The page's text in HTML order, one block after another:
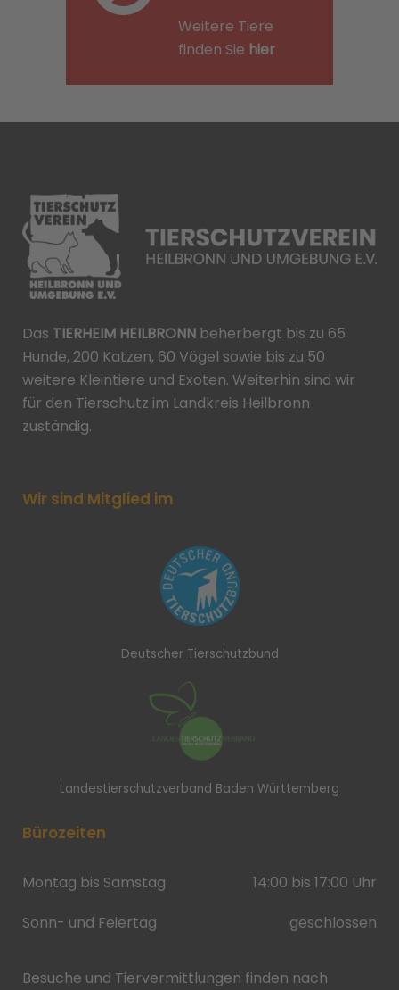
Weitere Tiere
finden Sie hier
Das TIERHEIM HEILBRONN beherbergt bis zu 65
Hunde, 200 Katzen, 60 Vögel sowie bis zu 50
weitere Kleintiere und Exoten. Weiterhin sind wir
für den Tierschutz im Landkreis Heilbronn
zuständig.
Wir sind Mitglied im
Deutscher Tierschutzbund
Landestierschutzverband Baden Württemberg
Bürozeiten
Montag bis Samstag
14:00 bis 17:00 Uhr
Sonn- und Feiertag
geschlossen
Besuche und Tiervermittlungen finden nach